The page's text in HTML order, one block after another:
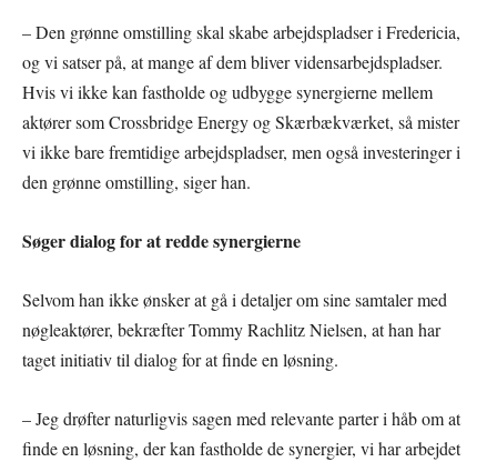
– Den grønne omstilling skal skabe arbejdspladser i Fredericia,
og vi satser på, at mange af dem bliver vidensarbejdspladser.
Hvis vi ikke kan fastholde og udbygge synergierne mellem
aktører som Crossbridge Energy og Skærbækværket, så mister
vi ikke bare fremtidige arbejdspladser, men også investeringer i
den grønne omstilling, siger han.
Søger dialog for at redde synergierne
Selvom han ikke ønsker at gå i detaljer om sine samtaler med
nøgleaktører, bekræfter Tommy Rachlitz Nielsen, at han har
taget initiativ til dialog for at finde en løsning.
– Jeg drøfter naturligvis sagen med relevante parter i håb om at
finde en løsning, der kan fastholde de synergier, vi har arbejdet